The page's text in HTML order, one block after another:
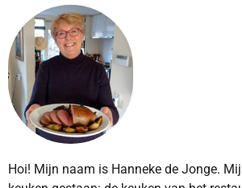
Hoi! Mijn naam is Hanneke de Jonge.